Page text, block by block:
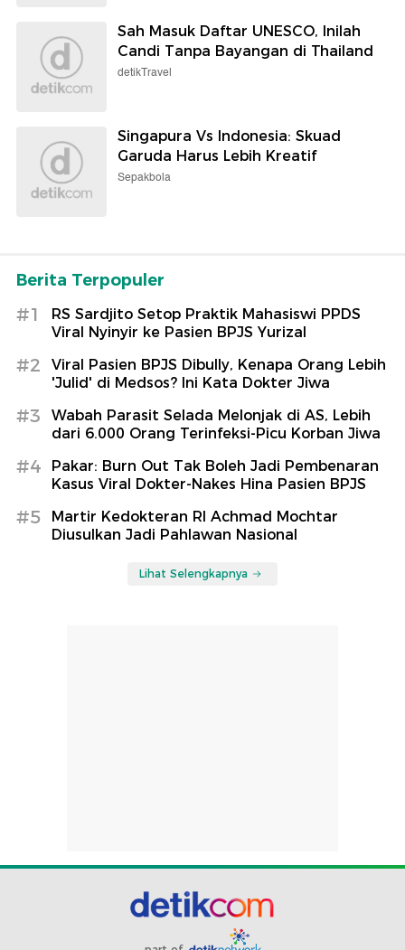
Sah Masuk Daftar UNESCO, Inilah
Candi Tanpa Bayangan di Thailand
detikTravel
Singapura Vs Indonesia: Skuad
Garuda Harus Lebih Kreatif
Sepakbola
Berita Terpopuler
#1
RS Sardjito Setop Praktik Mahasiswi PPDS
Viral Nyinyir ke Pasien BPJS Yurizal
#2
Viral Pasien BPJS Dibully, Kenapa Orang Lebih
'Julid' di Medsos? Ini Kata Dokter Jiwa
#3
Wabah Parasit Selada Melonjak di AS, Lebih
dari 6.000 Orang Terinfeksi-Picu Korban Jiwa
#4
Pakar: Burn Out Tak Boleh Jadi Pembenaran
Kasus Viral Dokter-Nakes Hina Pasien BPJS
#5
Martir Kedokteran RI Achmad Mochtar
Diusulkan Jadi Pahlawan Nasional
Lihat Selengkapnya